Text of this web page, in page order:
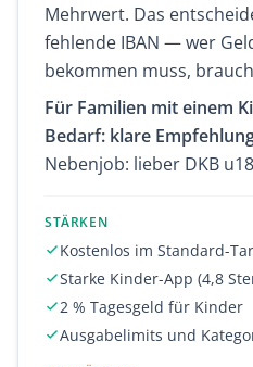
Mehrwert. Das
fehlende IBAN — wer
bekommen muss,
Für Familien mit einem
Bedarf: klare
Nebenjob: lieber DKB
STÄRKEN
Kostenlos im Standard-
Starke Kinder-App (4,8
2 % Tagesgeld für Kinder
Ausgabelimits und